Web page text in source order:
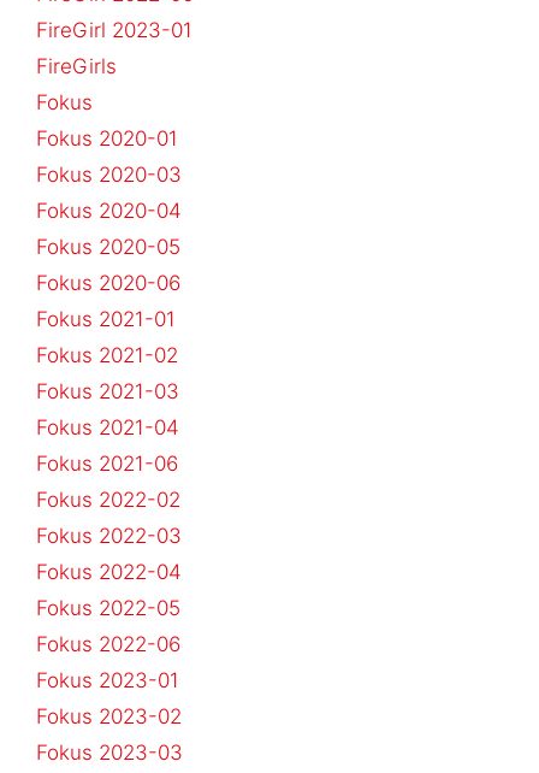
FireGirl 2023-01
FireGirls
Fokus
Fokus 2020-01
Fokus 2020-03
Fokus 2020-04
Fokus 2020-05
Fokus 2020-06
Fokus 2021-01
Fokus 2021-02
Fokus 2021-03
Fokus 2021-04
Fokus 2021-06
Fokus 2022-02
Fokus 2022-03
Fokus 2022-04
Fokus 2022-05
Fokus 2022-06
Fokus 2023-01
Fokus 2023-02
Fokus 2023-03